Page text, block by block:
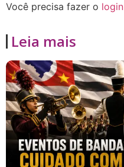
Você precisa fazer o login
Leia mais